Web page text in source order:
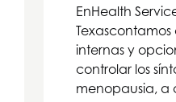
EnHealth
Texascontamos
internas y
controlar los
menopausia, a